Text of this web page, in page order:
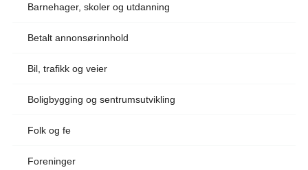
Barnehager, skoler og utdanning
Betalt annonsørinnhold
Bil, trafikk og veier
Boligbygging og sentrumsutvikling
Folk og fe
Foreninger